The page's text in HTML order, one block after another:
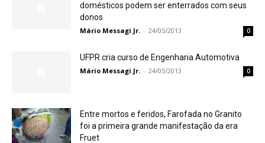
domésticos podem ser enterrados com seus
donos
Mário Messagi Jr. - 24/05/2013 0
UFPR cria curso de Engenharia Automotiva
Mário Messagi Jr. - 24/05/2013 0
Entre mortos e feridos, Farofada no Granito
foi a primeira grande manifestação da era
Fruet